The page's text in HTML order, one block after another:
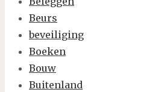
Beurs
beveiliging
Boeken
Bouw
Buitenland